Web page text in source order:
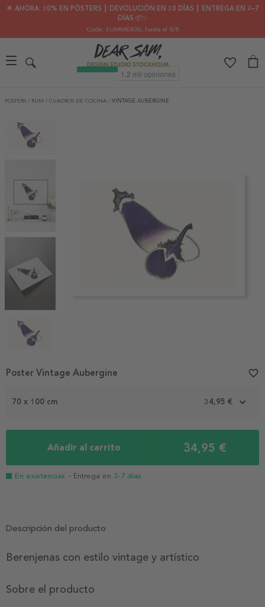
🌟 AHORA: 30% EN PÓSTERS ┃ DEVOLUCIÓN EN 30 DÍAS ┃ ENTREGA EN 2–7
DÍAS 📦✨
Code: SUMMER30, hasta el 8/8
PÓSTERS / RUM / CUADROS DE COCINA / VINTAGE AUBERGINE
Item
4
70 x 100 cm 34,95 €
Añadir al carrito 34,95 €
En existencias - Entrega en 3-7 días
Poster Vintage Aubergine favorite_border
Descripción del producto
Berenjenas con estilo vintage y artístico
Sobre el producto